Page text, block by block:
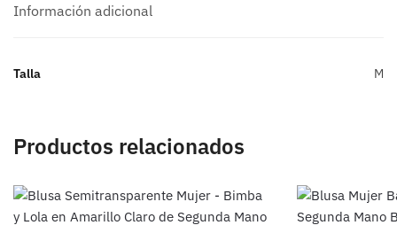
Información adicional
Talla M
Productos relacionados